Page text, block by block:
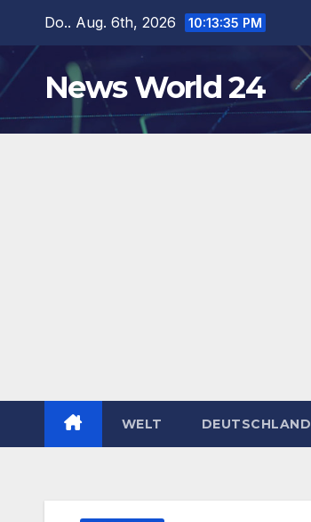
springen
Do.. Aug. 6th, 2026 10:13:36 PM
News World 24
WELT DEUTSCHLAND